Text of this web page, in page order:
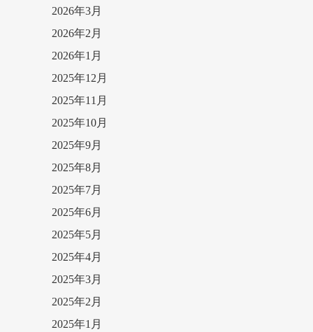
2026年3月
2026年2月
2026年1月
2025年12月
2025年11月
2025年10月
2025年9月
2025年8月
2025年7月
2025年6月
2025年5月
2025年4月
2025年3月
2025年2月
2025年1月